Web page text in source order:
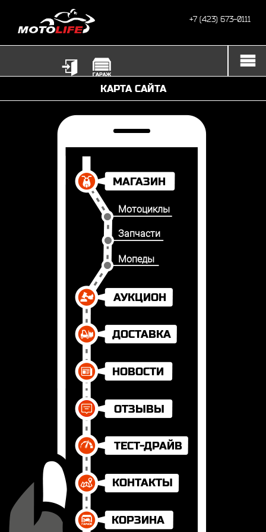
+7 (423) 673-0111
КАРТА САЙТА
МАГАЗИН
Мотоциклы
Запчасти
Мопеды
АУКЦИОН
ДОСТАВКА
НОВОСТИ
ТЕСТ-ДРАЙВ
КОНТАКТЫ
КОРЗИНА
ОТЗЫВЫ